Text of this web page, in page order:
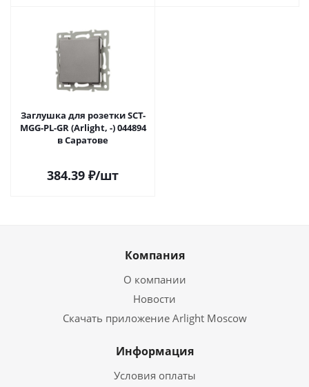
Заглушка для розетки SCT-
MGG-PL-GR (Arlight, -) 044894
в Саратове
384.39 ₽/шт
Компания
О компании
Новости
Скачать приложение Arlight Moscow
Информация
Условия оплаты